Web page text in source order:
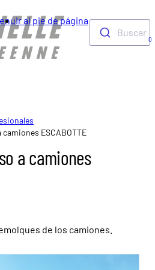
Ir al pie de página
Buscar
0
camiones ESCABOTTE
a camiones
de los camiones.